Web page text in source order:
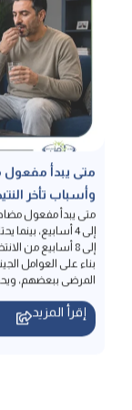
متى يبدأ
وأسباب تأخر
متى يبدأ مفعول
إلى 8 أسابيع من
بناء على العوامل
المرضى ببعضهم،
إقرأ المزيد